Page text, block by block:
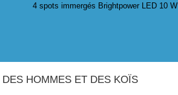
4 spots immergés Brightpower LED 10 W
DES HOMMES ET DES KOÏS